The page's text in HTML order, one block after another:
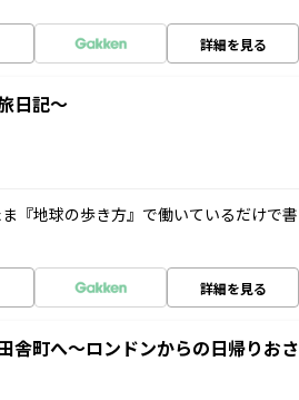
詳細を見る
日記～
『地球の歩き方』で働いているだけで書
詳細を見る
舎町へ～ロンドンからの日帰りおさ